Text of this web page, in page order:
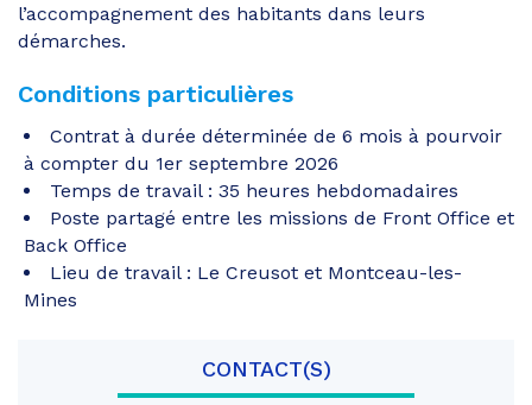
l’accompagnement des habitants dans leurs
démarches.
Conditions particulières
Contrat à durée déterminée de 6 mois à pourvoir
à compter du 1er septembre 2026
Temps de travail : 35 heures hebdomadaires
Poste partagé entre les missions de Front Office et
Back Office
Lieu de travail : Le Creusot et Montceau-les-
Mines
CONTACT(S)